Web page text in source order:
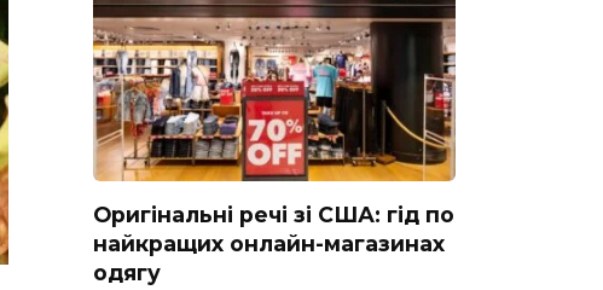
Оригінальні речі зі США: гід по
найкращих онлайн-магазинах
одягу